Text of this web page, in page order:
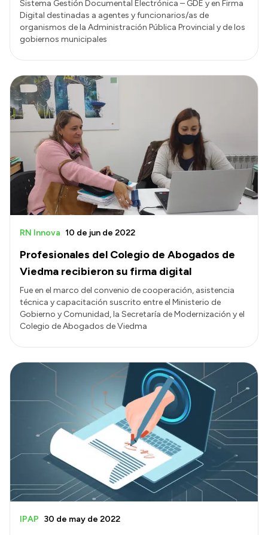
Sistema Gestión Documental Electrónica – GDE y en Firma
Digital destinadas a agentes y funcionarios/as de
organismos de la Administración Pública Provincial y de los
gobiernos municipales
Profesionales del Colegio de Abogados de
Viedma recibieron su firma digital
RN Innova 10 de jun de 2022
Fue en el marco del convenio de cooperación, asistencia
técnica y capacitación suscrito entre el Ministerio de
Gobierno y Comunidad, la Secretaría de Modernización y el
Colegio de Abogados de Viedma
IPAP 30 de may de 2022